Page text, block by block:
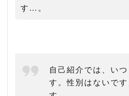
す…。
自己紹介では、い
す。性別はないで